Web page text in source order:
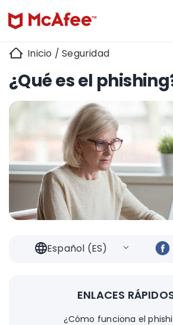
Inicio /Seguridad
¿Qué es el
Español (ES)
ENLACES
¿Cómo funciona el